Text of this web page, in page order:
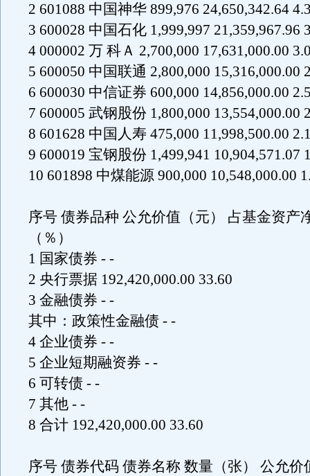
2 601088 中国神华 899,976 24,650,342.64
3 600028 中国石化 1,999,997 21,359,967.96
4 000002 万 科Ａ 2,700,000 17,631,000.00
5 600050 中国联通 2,800,000 15,316,000.00
6 600030 中信证券 600,000 14,856,000.00
7 600005 武钢股份 1,800,000 13,554,000.00
8 601628 中国人寿 475,000 11,998,500.00
9 600019 宝钢股份 1,499,941 10,904,571.07
10 601898 中煤能源 900,000 10,548,000.00
序号 债券品种 公允价值（元） 占基金资产
（％）
1 国家债券 - -
2 央行票据 192,420,000.00 33.60
3 金融债券 - -
其中：政策性金融债 - -
4 企业债券 - -
5 企业短期融资券 - -
6 可转债 - -
7 其他 - -
8 合计 192,420,000.00 33.60
序号 债券代码 债券名称 数量（张） 公允价